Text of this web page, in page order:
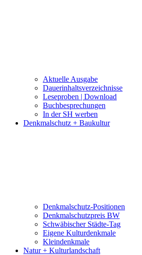
Aktuelle Ausgabe
Dauerinhaltsverzeichnisse
Leseproben | Download
Buchbesprechungen
In der SH werben
Denkmalschutz + Baukultur
Denkmalschutz-Positionen
Denkmalschutzpreis BW
Schwäbischer Städte-Tag
Eigene Kulturdenkmale
Kleindenkmale
Natur + Kulturlandschaft